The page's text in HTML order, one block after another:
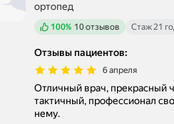
ортопед
Положительных отзывов
100% 10 отзывов Стаж 21
Отзывы пациентов:
6 апреля
Отличный врач, прекрасный
тактичный, профессионал
нему.